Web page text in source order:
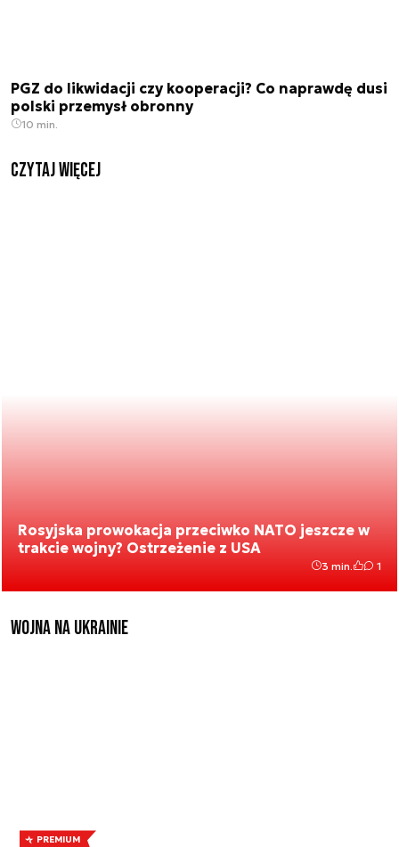
PGZ do likwidacji czy kooperacji? Co naprawdę dusi
polski przemysł obronny
10 min.
czytaj więcej
Rosyjska prowokacja przeciwko NATO jeszcze w
trakcie wojny? Ostrzeżenie z USA
3 min. 1
Wojna na Ukrainie
PREMIUM